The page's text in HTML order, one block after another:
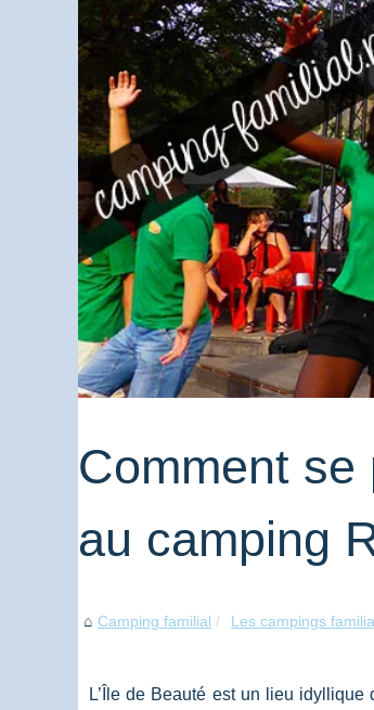
Comment se
au camping
Camping familial Les campings
L’Île de Beauté est un lieu